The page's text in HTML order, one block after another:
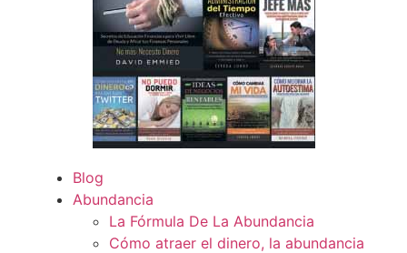
Blog
Abundancia
La Fórmula De La Abundancia
Cómo atraer el dinero, la abundancia